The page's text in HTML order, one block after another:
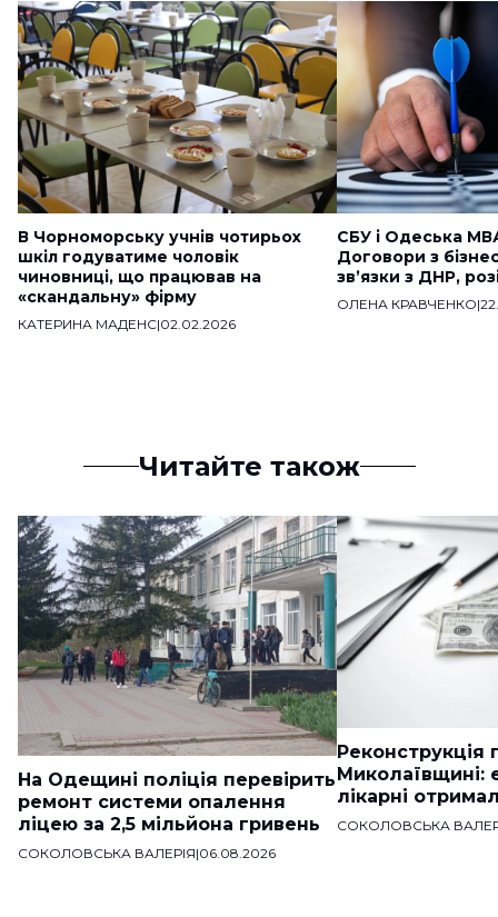
В Чорноморську учнів чотирьох
шкіл годуватиме чоловік
чиновниці, що працював на
«скандальну» фірму
КАТЕРИНА МАДЕНС|02.02.2026
СБУ і Одеська
Договори з
звʼязки з ДНР,
ОЛЕНА КРАВЧЕНКО|
Читайте також
На Одещині поліція перевірить
ремонт системи опалення
ліцею за 2,5 мільйона гривень
СОКОЛОВСЬКА ВАЛЕРІЯ|06.08.2026
Реконструкція
Миколаївщині:
лікарні
СОКОЛОВСЬКА